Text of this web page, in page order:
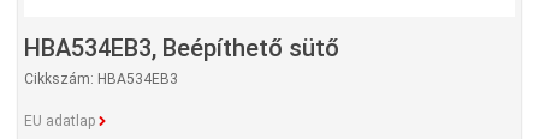
HBA534EB3, Beépíthető sütő
Cikkszám: HBA534EB3
EU adatlap